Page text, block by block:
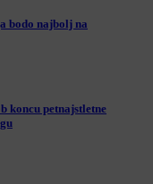
bodo najbolj na
koncu petnajstletne